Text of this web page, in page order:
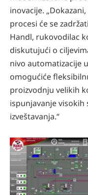
inovacije.
procesi će se
Handl, rukovodilac
diskutujući o
nivo automatizacije
omogućiće
proizvodnju velikih
ispunjavanje visokih
izveštavanja.“